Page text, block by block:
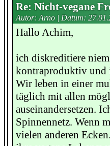
Re: Nicht-vegane
Autor: Arno | Datum:
Hallo Achim,
ich diskreditiere
kontraproduktiv und
Wir leben in einer
täglich mit allen
auseinandersetzen.
Spinnennetz. Wenn
vielen anderen